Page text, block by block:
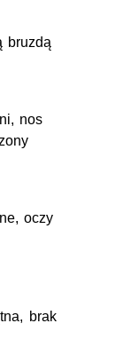
bruzdą
nos
oczy
brak